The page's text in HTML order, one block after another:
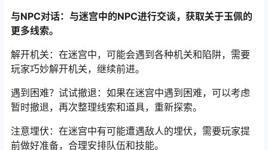
与NPC对话：与迷宫中的NPC进行交谈，获取关于玉佩的
更多线索。
解开机关：在迷宫中，可能会遇到各种机关和陷阱，需要
玩家巧妙解开机关，继续前进。
遇到困难？试试撤退：如果在迷宫中遇到困难，可以考虑
暂时撤退，再次整理线索和道具，重新探索。
注意埋伏：在迷宫中有可能遭遇敌人的埋伏，需要玩家提
前做好准备，合理安排队伍和技能。